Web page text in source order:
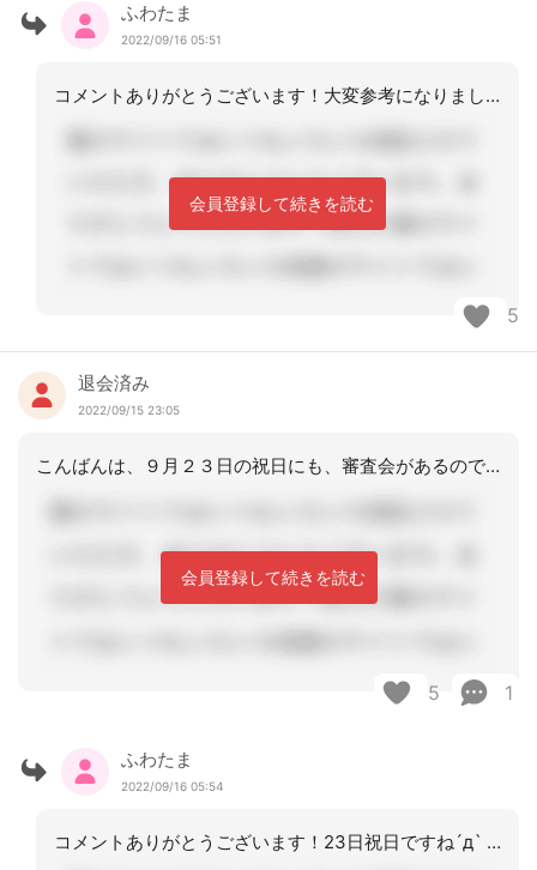
ふわたま
2022/09/16 05:51
コメントありがとうございます！大変参考になりました。早速アセスメント訪問しなんと
会員登録して続きを読む
5
退会済み
2022/09/15 23:05
こんばんは、９月２３日の祝日にも、審査会があるのですね？!(^^)!羨ましい。こ
会員登録して続きを読む
5 1
ふわたま
2022/09/16 05:54
コメントありがとうございます！23日祝日ですね´д` ;焦っていて入力間違いでし